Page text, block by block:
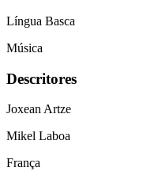
Língua Basca
Música
Descritores
Joxean Artze
Mikel Laboa
França